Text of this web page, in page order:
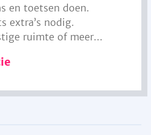
en toetsen doen.
extra’s nodig.
ruimte of meer...